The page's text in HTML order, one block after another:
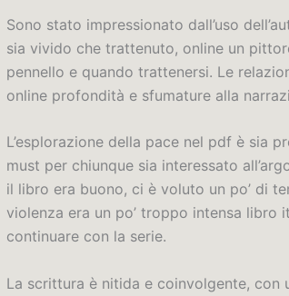
Sono stato impressionato dall’uso
sia vivido che trattenuto, online un
pennello e quando trattenersi. Le
online profondità e sfumature alla
L’esplorazione della pace nel pdf è sia
must per chiunque sia interessato
il libro era buono, ci è voluto un po’ di
violenza era un po’ troppo intensa libro
continuare con la serie.
La scrittura è nitida e coinvolgente,